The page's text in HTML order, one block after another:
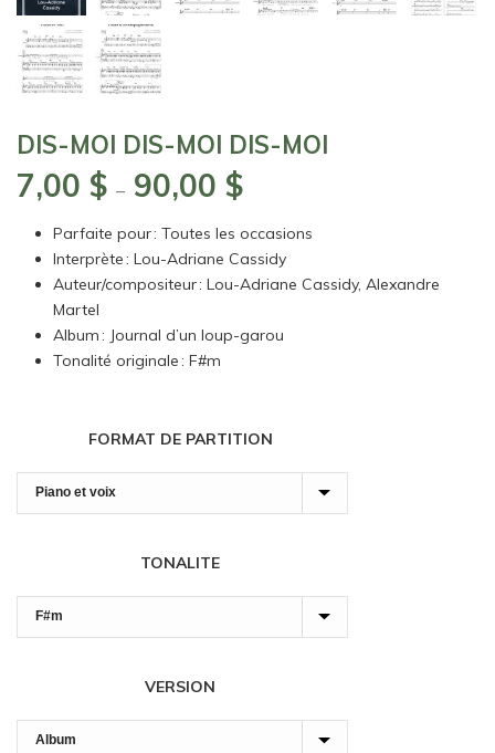
DIS-MOI DIS-MOI DIS-MOI
7,00 $ – 90,00 $Plage
prix :
7,00 $
90,00 $
Parfaite pour : Toutes les occasions
Interprète : Lou-Adriane Cassidy
Auteur/compositeur : Lou-Adriane Cassidy, Alexandre
Martel
Album : Journal d’un loup-garou
Tonalité originale : F#m
FORMAT DE PARTITION
TONALITE
VERSION